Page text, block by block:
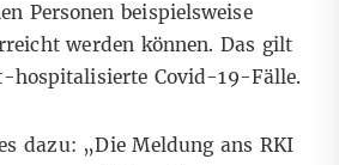
Personen beispielsweise
werden können. Das gilt
hospitalisierte Covid-19-Fälle.
dazu: „Die Meldung ans RKI